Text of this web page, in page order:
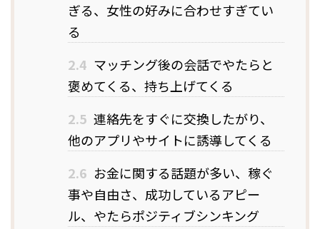
ぎる、女性の好みに合わせすぎてい
る
2.4 マッチング後の会話でやたらと
褒めてくる、持ち上げてくる
2.5 連絡先をすぐに交換したがり、
他のアプリやサイトに誘導してくる
2.6 お金に関する話題が多い、稼ぐ
事や自由さ、成功しているアピー
ル、やたらポジティブシンキング